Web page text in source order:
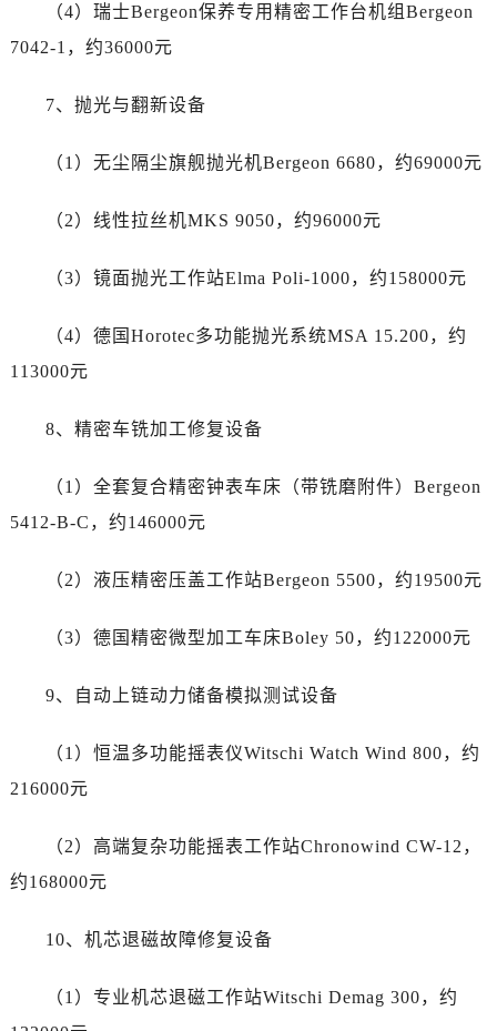
（4）瑞士Bergeon保养专用精密工作台机组Bergeon
7042-1，约36000元
7、抛光与翻新设备
（1）无尘隔尘旗舰抛光机Bergeon 6680，约69000元
（2）线性拉丝机MKS 9050，约96000元
（3）镜面抛光工作站Elma Poli-1000，约158000元
（4）德国Horotec多功能抛光系统MSA 15.200，约
113000元
8、精密车铣加工修复设备
（1）全套复合精密钟表车床（带铣磨附件）Bergeon
5412-B-C，约146000元
（2）液压精密压盖工作站Bergeon 5500，约19500元
（3）德国精密微型加工车床Boley 50，约122000元
9、自动上链动力储备模拟测试设备
（1）恒温多功能摇表仪Witschi Watch Wind 800，约
216000元
（2）高端复杂功能摇表工作站Chronowind CW-12，
约168000元
10、机芯退磁故障修复设备
（1）专业机芯退磁工作站Witschi Demag 300，约